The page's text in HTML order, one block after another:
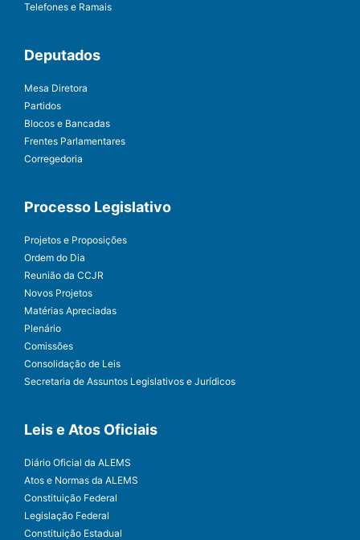
Telefones e Ramais
Deputados
Mesa Diretora
Partidos
Blocos e Bancadas
Frentes Parlamentares
Corregedoria
Processo Legislativo
Projetos e Proposições
Ordem do Dia
Reunião da CCJR
Novos Projetos
Matérias Apreciadas
Plenário
Comissões
Consolidação de Leis
Secretaria de Assuntos Legislativos e Jurídicos
Leis e Atos Oficiais
Diário Oficial da ALEMS
Atos e Normas da ALEMS
Constituição Federal
Legislação Federal
Constituição Estadual